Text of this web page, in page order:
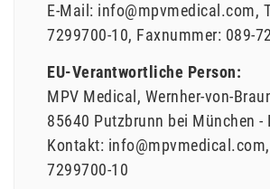
E-Mail: info@mpvmedical.com
7299700-10 Faxnummer: 089-
EU-Verantwortliche Person:
MPV Medical Wernher-von-
85640 Putzbrunn bei München
Kontakt: info@mpvmedical.com
7299700-10